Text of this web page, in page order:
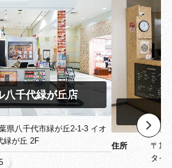
八千代緑が丘店
県八千代市緑が丘2-1-3 イオ
緑が丘 2F
住所
〒
タイ